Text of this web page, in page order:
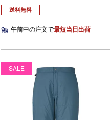
送料無料
午前中の注文で最短当日出荷
SALE